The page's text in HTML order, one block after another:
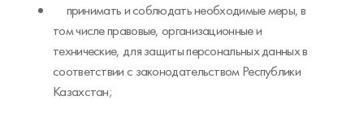
принимать и соблюдать необходимые меры, в
том числе правовые, организационные и
технические, для защиты персональных данных в
соответствии с законодательством Республики
Казахстан;